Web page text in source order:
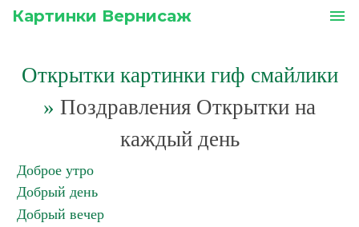
Картинки Вернисаж menu
Открытки картинки гиф смайлики
» Поздравления Открытки на
каждый день
Доброе утро
Добрый день
Добрый вечер